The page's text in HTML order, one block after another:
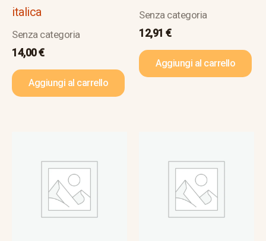
italica
Senza categoria
14,00€
Aggiungi al carrello
Senza categoria
12,91 €
Aggiungi al carrello